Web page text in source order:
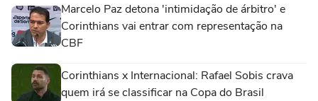
Marcelo Paz detona 'intimidação de árbitro' e
Corinthians vai entrar com representação na
CBF
Corinthians x Internacional: Rafael Sobis crava
quem irá se classificar na Copa do Brasil